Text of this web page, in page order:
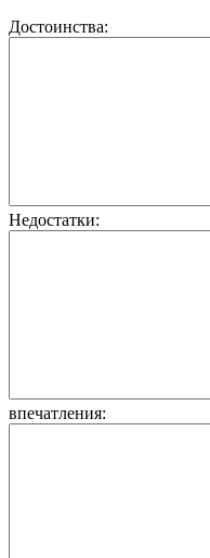
Достоинства:
Недостатки:
впечатления: